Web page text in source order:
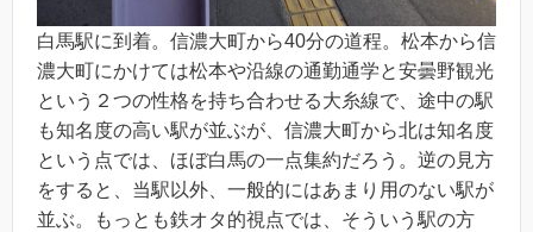
白馬駅に到着。信濃大町から40分の道程。松本から信
濃大町にかけては松本や沿線の通勤通学と安曇野観光
という２つの性格を持ち合わせる大糸線で、途中の駅
も知名度の高い駅が並ぶが、信濃大町から北は知名度
という点では、ほぼ白馬の一点集約だろう。逆の見方
をすると、当駅以外、一般的にはあまり用のない駅が
並ぶ。もっとも鉄オタ的視点では、そういう駅の方